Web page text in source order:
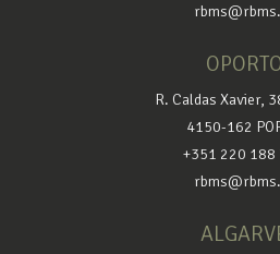
R. Caldas Xavier,
4150-162
+351 220 188